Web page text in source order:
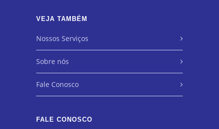
VEJA TAMBÉM
Nossos Serviços
Sobre nós
Fale Conosco
FALE CONOSCO